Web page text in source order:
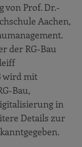
von Prof. Dr.-
Aachen,
der RG-Bau
wird mit
Bau,
in
Details zur